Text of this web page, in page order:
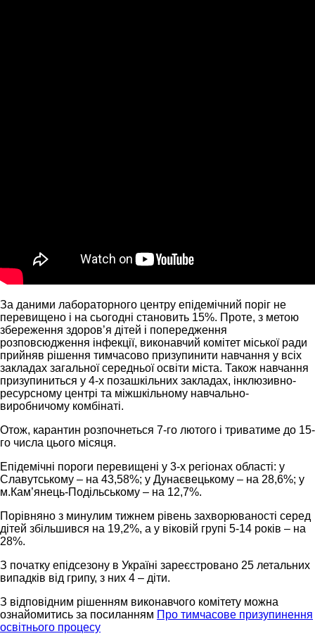
За даними лабораторного центру епідемічний поріг не
перевищено і на сьогодні становить 15%. Проте, з метою
збереження здоров’я дітей і попередження
розповсюдження інфекції, виконавчий комітет міської ради
прийняв рішення тимчасово призупинити навчання у всіх
закладах загальної середньої освіти міста. Також навчання
призупиниться у 4-х позашкільних закладах, інклюзивно-
ресурсному центрі та міжшкільному навчально-
виробничому комбінаті.
Отож, карантин розпочнеться 7-го лютого і триватиме до 15-
го числа цього місяця.
Епідемічні пороги перевищені у 3-х регіонах області: у
Славутському – на 43,58%; у Дунаєвецькому – на 28,6%; у
м.Кам’янець-Подільському – на 12,7%.
Порівняно з минулим тижнем рівень захворюваності серед
дітей збільшився на 19,2%, а у віковій групі 5-14 років – на
28%.
З початку епідсезону в Україні зареєстровано 25 летальних
випадків від грипу, з них 4 – діти.
З відповідним рішенням виконавчого комітету можна
ознайомитись за посиланням Про тимчасове призупинення
освітнього процесу